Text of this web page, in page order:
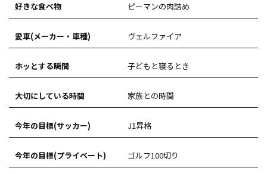
好きな食べ物 ピーマンの肉詰め
愛車(メーカー・車種) ヴェルファイア
ホッとする瞬間 子どもと寝るとき
大切にしている時間 家族との時間
今年の目標(サッカー) J1昇格
今年の目標(プライベート) ゴルフ100切り